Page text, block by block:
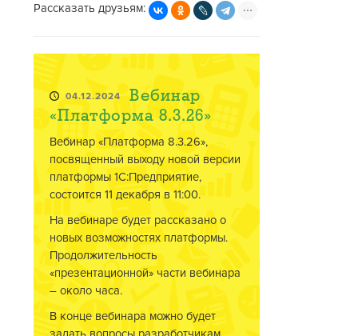
Рассказать друзьям:
04.12.2024 Вебинар
«Платформа 8.3.26»
Вебинар «Платформа 8.3.26»,
посвященный выходу новой версии
платформы 1С:Предприятие,
состоится 11 декабря в 11:00.
На вебинаре будет рассказано о
новых возможностях платформы.
Продолжительность
«презентационной» части вебинара
– около часа.
В конце вебинара можно будет